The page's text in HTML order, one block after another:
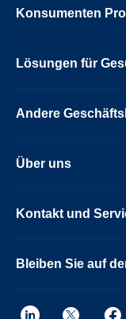
Konsumenten
Lösungen für
Andere
Über uns
Kontakt und
Bleiben Sie auf